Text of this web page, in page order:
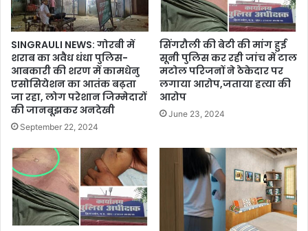
SINGRAULI NEWS: गोरबी में
शराब का अवैध धंधा पुलिस-
आबकारी की शरण में कामधेनु
एसोसियेशन का आतंक बढ़ता
जा रहा, लोग परेशान जिम्मेदारों
की जानबूझकर अनदेखी
September 22, 2024
सिंगरौली की बेटी की मांग हुई
सूनी पुलिस कर रही जांच में टाल
मटोल परिजनों ने ठेकेदार पर
लगाया आरोप,जताया हत्या की
आरोप
June 23, 2024